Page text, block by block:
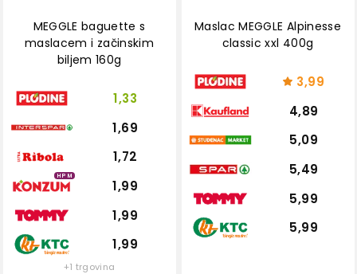
MEGGLE baguette s
maslacem i začinskim
biljem 160g
1,33
1,69
1,72
HPM
1,99
1,99
1,99
+1 trgovina
Maslac MEGGLE Alpinesse
classic xxl 400g
3,99
4,89
5,09
5,49
5,99
5,99